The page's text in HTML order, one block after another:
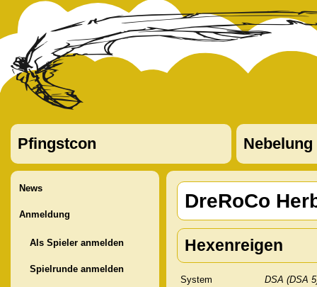
Pfingstcon Nebelung
News
Anmeldung
Als Spieler anmelden
Spielrunde anmelden
DreRoCo
Hexenreigen
System
DSA (DSA